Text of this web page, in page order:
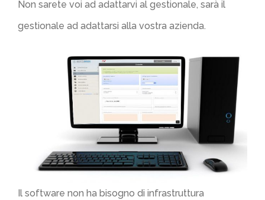
Non sarete voi ad adattarvi al gestionale, sarà il
gestionale ad adattarsi alla vostra azienda.
Il software non ha bisogno di infrastruttura